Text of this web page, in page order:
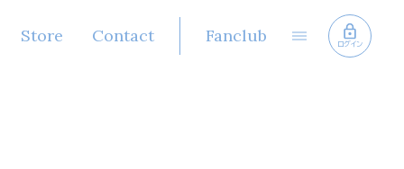
Store Contact Fanclub ログイン